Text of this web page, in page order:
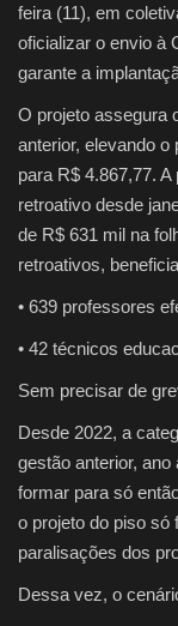
feira (11), em
oficializar o envio à
garante a
O projeto assegura
anterior, elevando
para R$ 4.867,77. A
retroativo desde
de R$ 631 mil na
retroativos,
• 639 professores
• 42 técnicos
Sem precisar de
Desde 2022, a
gestão anterior,
formar para só
o projeto do piso só
paralisações dos
Dessa vez, o